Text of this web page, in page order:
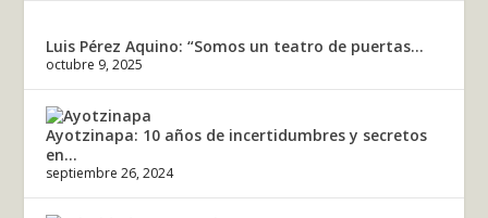
Luis Pérez Aquino: “Somos un teatro de puertas...
octubre 9, 2025
Ayotzinapa: 10 años de incertidumbres y secretos
en...
septiembre 26, 2024